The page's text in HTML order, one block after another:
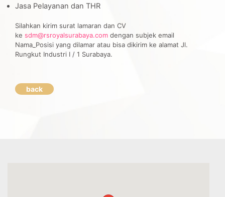
Jasa Pelayanan dan THR
Silahkan kirim surat lamaran dan CV
ke sdm@rsroyalsurabaya.com dengan subjek email
Nama_Posisi yang dilamar atau bisa dikirim ke alamat Jl.
Rungkut Industri I / 1 Surabaya.
back